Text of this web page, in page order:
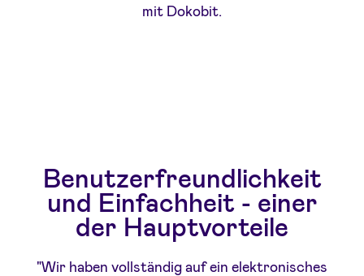
mit Dokobit.
Benutzerfreundlichkeit
und Einfachheit - einer
der Hauptvorteile
"Wir haben vollständig auf ein elektronisches